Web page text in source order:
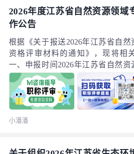
也就不言而喻了。
2026年度江苏省自然资源领域
作公告
根据《关于报送2026年江苏省自
资格评审材料的通知》，现将相
一、申报时间2026年江苏省自然
间为：6月8日至7月17日。二、申报
级规划师（正高）：取得副高级职
级规划师（副高）： 本科或硕士
年； 博士学历，取得中级职称满2
划师、注册测绘师、勘察设计注册
小潘潘